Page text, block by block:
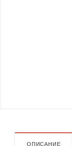
ОПИСАНИЕ